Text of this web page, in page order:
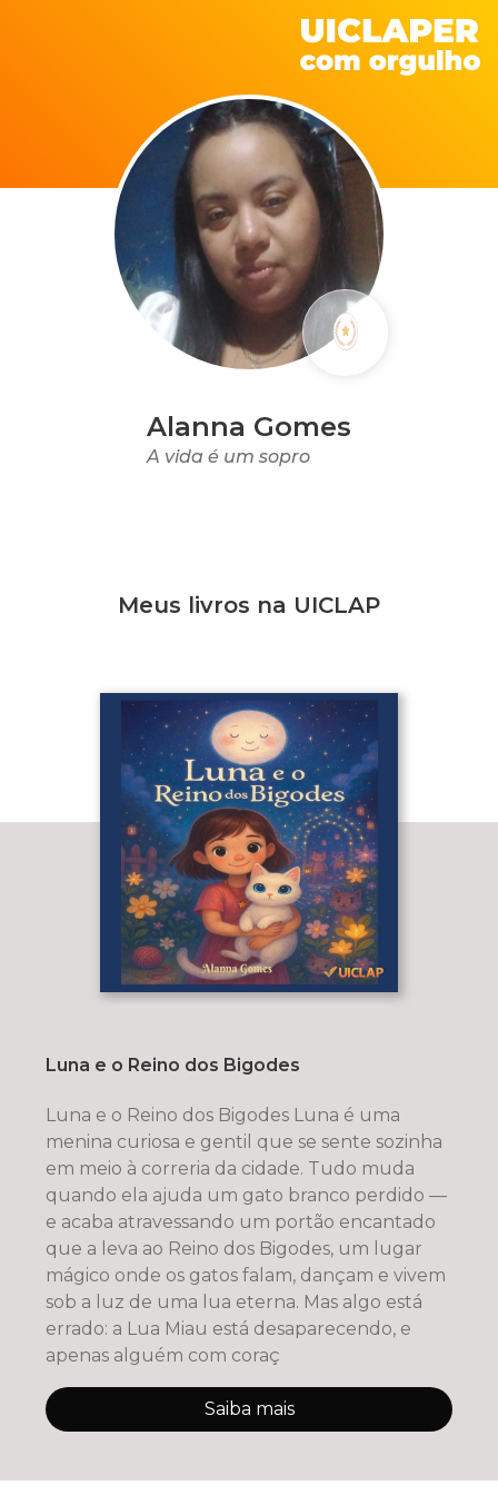
Alanna Gomes
A vida é um sopro
Meus livros na UICLAP
Luna e o Reino dos Bigodes
Luna e o Reino dos Bigodes Luna é uma
menina curiosa e gentil que se sente sozinha
em meio à correria da cidade. Tudo muda
quando ela ajuda um gato branco perdido —
e acaba atravessando um portão encantado
que a leva ao Reino dos Bigodes, um lugar
mágico onde os gatos falam, dançam e vivem
sob a luz de uma lua eterna. Mas algo está
errado: a Lua Miau está desaparecendo, e
apenas alguém com coraç
Saiba mais